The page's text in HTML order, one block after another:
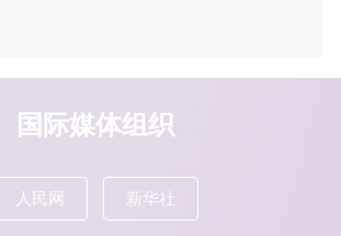
国际媒体组织
人民网 新华社